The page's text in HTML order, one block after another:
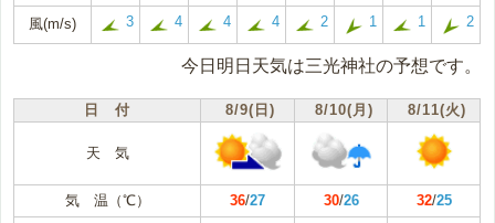
風(m/s) 3 4 4 4 2 1 1 2
今日明日天気は三光神社の予想です。
日 付 8/9(日) 8/10(月) 8/11(火)
天 気
気 温（℃） 36/27 30/26 32/25